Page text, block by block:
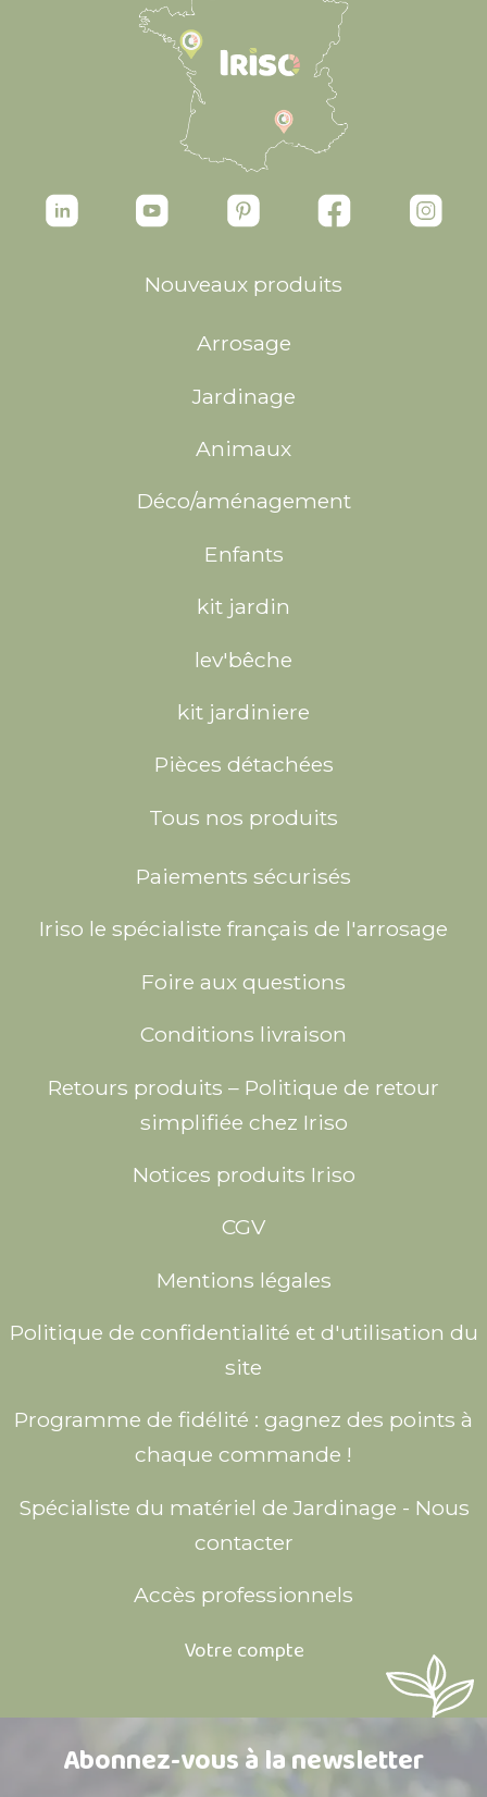
Nouveaux produits
Arrosage
Jardinage
Animaux
Déco/aménagement
Enfants
kit jardin
lev'bêche
kit jardiniere
Pièces détachées
Tous nos produits
Paiements sécurisés
Iriso le spécialiste français de l'arrosage
Foire aux questions
Conditions livraison
Retours produits – Politique de retour
simplifiée chez Iriso
Notices produits Iriso
CGV
Mentions légales
Politique de confidentialité et d'utilisation du
site
Programme de fidélité : gagnez des points à
chaque commande !
Spécialiste du matériel de Jardinage - Nous
contacter
Accès professionnels
Votre compte
Abonnez-vous à la newsletter